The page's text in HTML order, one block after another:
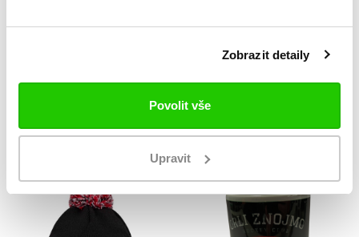
Zobrazit detaily
Povolit vše
Upravit
Minidres Orli
NOVINKA